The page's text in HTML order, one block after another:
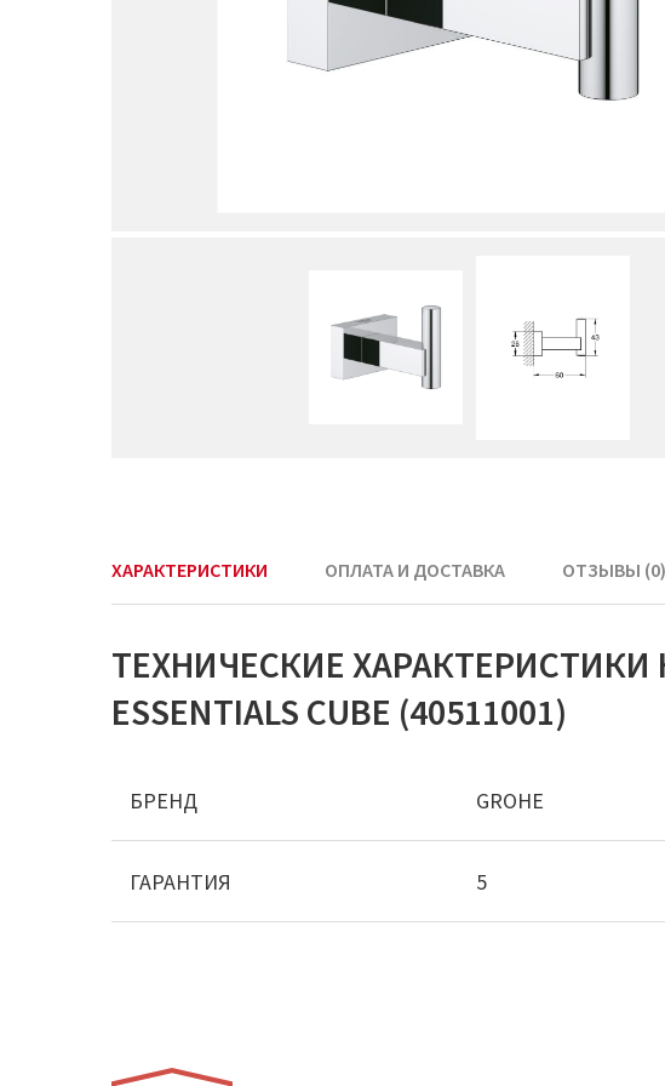
ХАРАКТЕРИСТИКИ ОПЛАТА И ДОСТАВКА ОТЗЫВЫ (0)
ТЕХНИЧЕСКИЕ ХАРАКТЕРИСТИКИ
ESSENTIALS CUBE (40511001)
БРЕНД GROHE
ГАРАНТИЯ 5